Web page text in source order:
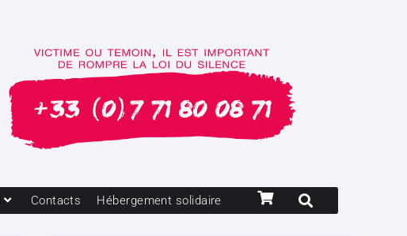
Contacts Hébergement solidaire